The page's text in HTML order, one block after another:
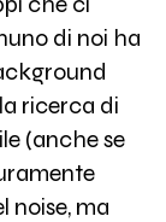
di noi ha
ricerca di
(anche se
noise, ma